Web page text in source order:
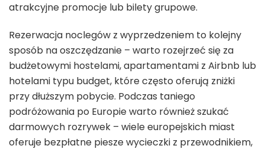
atrakcyjne promocje lub bilety grupowe.
Rezerwacja noclegów z wyprzedzeniem to kolejny
sposób na oszczędzanie – warto rozejrzeć się za
budżetowymi hostelami, apartamentami z Airbnb lub
hotelami typu budget, które często oferują zniżki
przy dłuższym pobycie. Podczas taniego
podróżowania po Europie warto również szukać
darmowych rozrywek – wiele europejskich miast
oferuje bezpłatne piesze wycieczki z przewodnikiem,